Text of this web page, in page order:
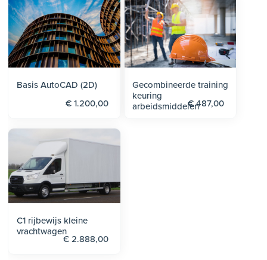
Basis AutoCAD (2D)
€ 1.200,00
Gecombineerde training
keuring
arbeidsmiddelen€ 487,00
C1 rijbewijs kleine
vrachtwagen
€ 2.888,00